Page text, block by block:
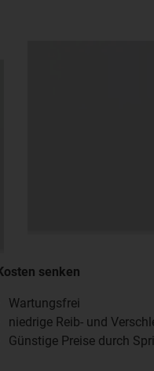
senken
Wartungsfrei
niedrige Reib- und
Günstige Preise durch